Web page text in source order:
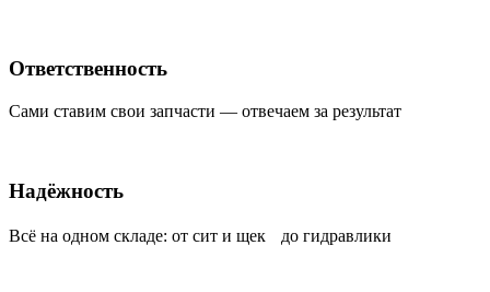
Ответственность
Сами ставим свои запчасти — отвечаем за результат
Надёжность
Всё на одном складе: от сит и щек до гидравлики